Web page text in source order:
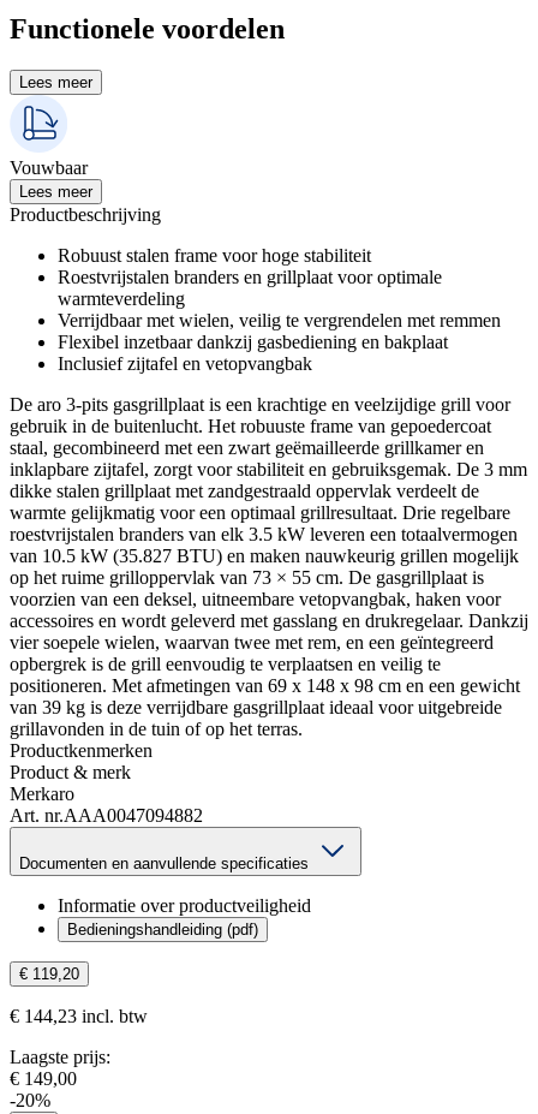
Functionele voordelen
Lees meer
Vouwbaar
Lees meer
Productbeschrijving
Robuust stalen frame voor hoge stabiliteit
Roestvrijstalen branders en grillplaat voor optimale
warmteverdeling
Verrijdbaar met wielen, veilig te vergrendelen met remmen
Flexibel inzetbaar dankzij gasbediening en bakplaat
Inclusief zijtafel en vetopvangbak
De aro 3-pits gasgrillplaat is een krachtige en veelzijdige grill voor
gebruik in de buitenlucht. Het robuuste frame van gepoedercoat
staal, gecombineerd met een zwart geëmailleerde grillkamer en
inklapbare zijtafel, zorgt voor stabiliteit en gebruiksgemak. De 3 mm
dikke stalen grillplaat met zandgestraald oppervlak verdeelt de
warmte gelijkmatig voor een optimaal grillresultaat. Drie regelbare
roestvrijstalen branders van elk 3.5 kW leveren een totaalvermogen
van 10.5 kW (35.827 BTU) en maken nauwkeurig grillen mogelijk
op het ruime grilloppervlak van 73 × 55 cm. De gasgrillplaat is
voorzien van een deksel, uitneembare vetopvangbak, haken voor
accessoires en wordt geleverd met gasslang en drukregelaar. Dankzij
vier soepele wielen, waarvan twee met rem, en een geïntegreerd
opbergrek is de grill eenvoudig te verplaatsen en veilig te
positioneren. Met afmetingen van 69 x 148 x 98 cm en een gewicht
van 39 kg is deze verrijdbare gasgrillplaat ideaal voor uitgebreide
grillavonden in de tuin of op het terras.
Productkenmerken
Product & merk
Merkaro
Art. nr.AAA0047094882
Documenten en aanvullende specificaties
Informatie over productveiligheid
Bedieningshandleiding (pdf)
€ 119,20
€ 144,23 incl. btw
Laagste prijs:
€ 149,00
-20%